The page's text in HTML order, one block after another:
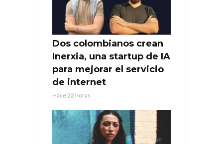
Dos colombianos crean
Inerxia, una startup de IA
para mejorar el servicio
de internet
Hace 22 horas